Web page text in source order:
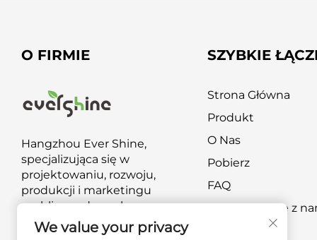
O FIRMIE
Hangzhou Ever Shine,
specjalizująca się w
projektowaniu, rozwoju,
produkcji i marketingu
mebli ogrodowych oraz
produktów do rekreacji na
świeżym powietrzu.
SZYBKIE
Strona Główna
Produkt
O Nas
Pobierz
FAQ
Skontaktuj się z
We value your privacy